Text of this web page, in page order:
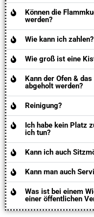
Können die
werden?
Wie kann ich zahlen?
Wie groß ist eine
Kann der Ofen &
abgeholt werden?
Reinigung?
Ich habe kein Platz
ich tun?
Kann ich auch
Kann man auch
Was ist bei einem
einer öffentlichen